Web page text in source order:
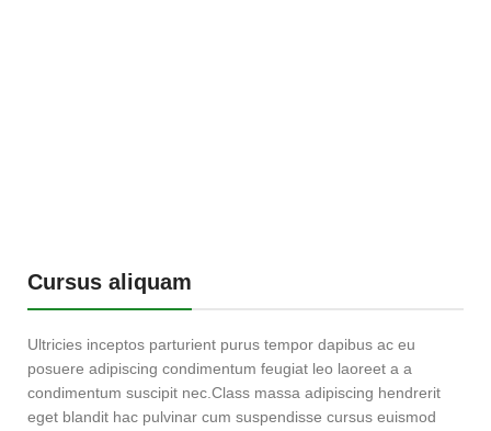
Cursus aliquam
Ultricies inceptos parturient purus tempor dapibus ac eu
posuere adipiscing condimentum feugiat leo laoreet a a
condimentum suscipit nec.Class massa adipiscing hendrerit
eget blandit hac pulvinar cum suspendisse cursus euismod